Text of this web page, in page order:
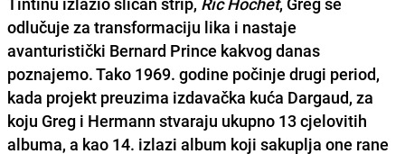
odlučuje za transformaciju lika i nastaje
avanturistički Bernard Prince kakvog danas
poznajemo. Tako 1969. godine počinje drugi period,
kada projekt preuzima izdavačka kuća Dargaud, za
koju Greg i Hermann stvaraju ukupno 13 cjelovitih
albuma, a kao 14. izlazi album koji sakuplja one rane